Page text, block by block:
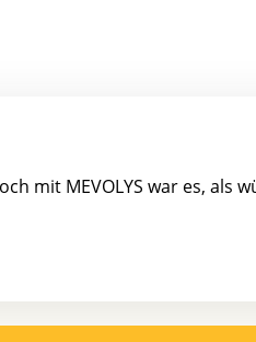
mit MEVOLYS war es, als